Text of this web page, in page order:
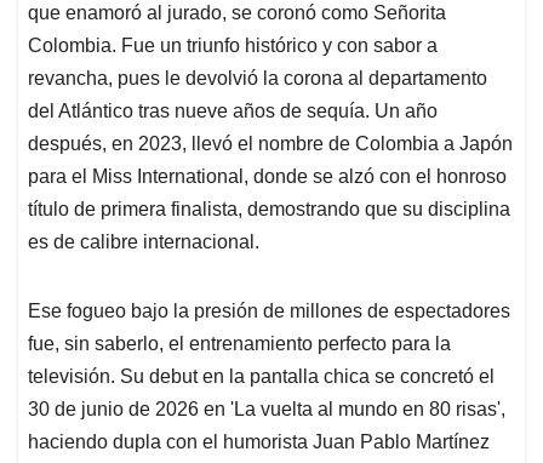
que enamoró al jurado, se coronó como Señorita
Colombia. Fue un triunfo histórico y con sabor a
revancha, pues le devolvió la corona al departamento
del Atlántico tras nueve años de sequía. Un año
después, en 2023, llevó el nombre de Colombia a Japón
para el Miss International, donde se alzó con el honroso
título de primera finalista, demostrando que su disciplina
es de calibre internacional.
Ese fogueo bajo la presión de millones de espectadores
fue, sin saberlo, el entrenamiento perfecto para la
televisión. Su debut en la pantalla chica se concretó el
30 de junio de 2026 en 'La vuelta al mundo en 80 risas',
haciendo dupla con el humorista Juan Pablo Martínez